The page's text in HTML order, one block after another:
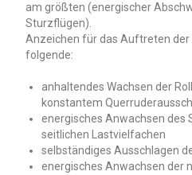
am größten (energischer
Sturzflügen).
Anzeichen für das Auftreten der
folgende:
anhaltendes Wachsen der
konstantem
energisches Anwachsen des
seitlichen Lastvielfachen
selbständiges Ausschlagen
energisches Anwachsen der